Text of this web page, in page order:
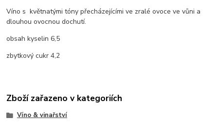
Víno s květnatými tóny přecházejícími ve zralé ovoce ve vůni a
dlouhou ovocnou dochutí.
obsah kyselin 6,5
zbytkový cukr 4,2
Zboží zařazeno v kategoriích
Víno & vinařství